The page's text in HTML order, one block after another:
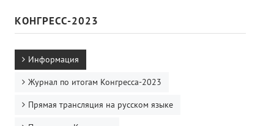
КОНГРЕСС-2023
Информация
Журнал по итогам Конгресса-2023
Прямая трансляция на русском языке